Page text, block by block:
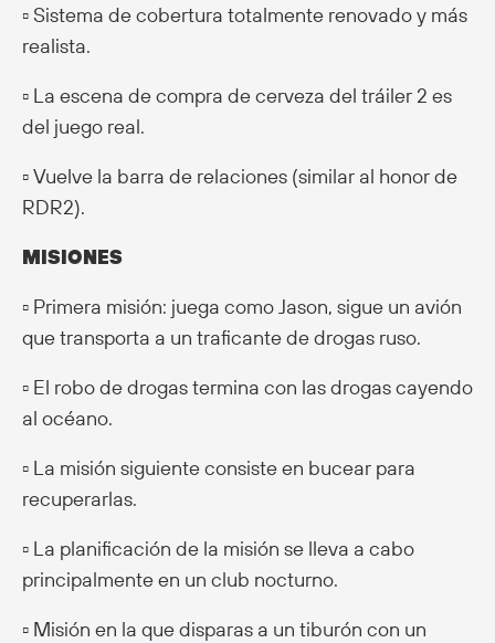
▫️ Sistema de cobertura totalmente renovado y más
realista.
▫️ La escena de compra de cerveza del tráiler 2 es
del juego real.
▫️ Vuelve la barra de relaciones (similar al honor de
RDR2).
MISIONES
▫️ Primera misión: juega como Jason, sigue un avión
que transporta a un traficante de drogas ruso.
▫️ El robo de drogas termina con las drogas cayendo
al océano.
▫️ La misión siguiente consiste en bucear para
recuperarlas.
▫️ La planificación de la misión se lleva a cabo
principalmente en un club nocturno.
▫️ Misión en la que disparas a un tiburón con un